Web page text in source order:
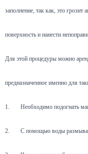
заполнение, так как, это
поверхность и нанести
Для этой процедуры можно
предназначенное именно для
1. Необходимо подогнать
2. С помощью воды